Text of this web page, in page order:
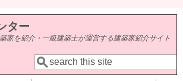
移動
ター
家を紹介・一級建築士が運営する建築家紹介サイト
検索フォーム
検索